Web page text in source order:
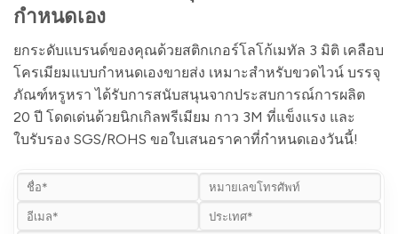
กำหนดเอง
ยกระดับแบรนด์ของคุณด้วยสติกเกอร์โลโก้เมทัล 3 มิติ เคลือบ
โครเมียมแบบกำหนดเองขายส่ง เหมาะสำหรับขวดไวน์ บรรจุ
ภัณฑ์หรูหรา ได้รับการสนับสนุนจากประสบการณ์การผลิต
20 ปี โดดเด่นด้วยนิกเกิลพรีเมียม กาว 3M ที่แข็งแรง และ
ใบรับรอง SGS/ROHS ขอใบเสนอราคาที่กำหนดเองวันนี้!